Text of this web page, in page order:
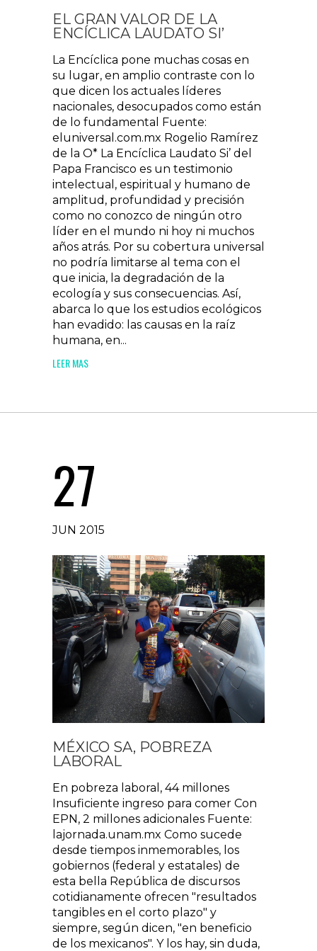
EL GRAN VALOR DE LA
ENCÍCLICA LAUDATO SI’
La Encíclica pone muchas cosas en
su lugar, en amplio contraste con lo
que dicen los actuales líderes
nacionales, desocupados como están
de lo fundamental Fuente:
eluniversal.com.mx Rogelio Ramírez
de la O* La Encíclica Laudato Si’ del
Papa Francisco es un testimonio
intelectual, espiritual y humano de
amplitud, profundidad y precisión
como no conozco de ningún otro
líder en el mundo ni hoy ni muchos
años atrás. Por su cobertura universal
no podría limitarse al tema con el
que inicia, la degradación de la
ecología y sus consecuencias. Así,
abarca lo que los estudios ecológicos
han evadido: las causas en la raíz
humana, en...
LEER MAS
27
JUN 2015
MÉXICO SA, POBREZA
LABORAL
En pobreza laboral, 44 millones
Insuficiente ingreso para comer Con
EPN, 2 millones adicionales Fuente:
lajornada.unam.mx Como sucede
desde tiempos inmemorables, los
gobiernos (federal y estatales) de
esta bella República de discursos
cotidianamente ofrecen "resultados
tangibles en el corto plazo" y
siempre, según dicen, "en beneficio
de los mexicanos". Y los hay, sin duda,